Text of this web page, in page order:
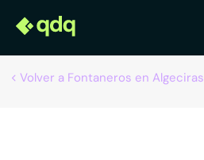
Volver a Fontaneros en Algeciras